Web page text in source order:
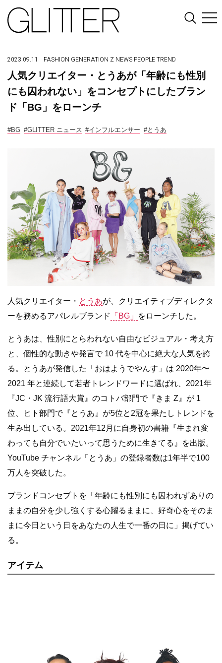
2023.09.11 FASHION GENERATION Z NEWS PEOPLETREND
人気クリエイター・とうあが「年齢にも性別
にも囚われない」をコンセプトにしたブラン
ド「BG」をローンチ
#BG #GLITTER ニュース #インフルエンサー #とうあ
人気クリエイター・ とうあが、クリエイティブディレクタ
ーを務めるアパレルブランド
「BG」 をローンチした。
とうあは、性別にとらわれない自由なビジュアル・考え方
と、個性的な動きや発言で 10 代を中心に絶大な人気を誇
る。とうあが発信した「おはようでやんす」は 2020年〜
2021 年と連続して若者トレンドワードに選ばれ、2021年
『JC・JK 流行語大賞』のコトバ部門で『きま Z』が 1
位、ヒト部門で『とうあ』が5位と2冠を果たしトレンドを
生み出している。2021年12月に自身初の書籍『生まれ変
わっても自分でいたいって思うために生きてる』を出版。
YouTube チャンネル「とうあ」の登録者数は1年半で100
万人を突破した。
ブランドコンセプトを「年齢にも性別にも囚われずありの
ままの自分を少し強くする心躍るままに、好奇心をそのま
まに今日という日をあなたの人生で一番の日に」掲げてい
る。
アイテム